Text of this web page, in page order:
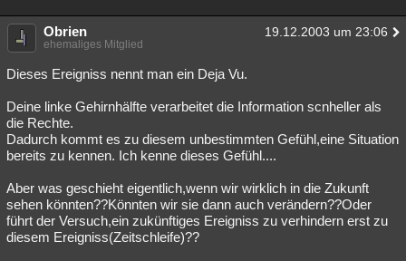
Obrien 19.12.2003 um 23:06
ehemaliges Mitglied
Dieses Ereigniss nennt man ein Deja Vu.
Deine linke Gehirnhälfte verarbeitet die Information scnheller als
die Rechte.
Dadurch kommt es zu diesem unbestimmten Gefühl,eine Situation
bereits zu kennen. Ich kenne dieses Gefühl....
Aber was geschieht eigentlich,wenn wir wirklich in die Zukunft
sehen könnten??Könnten wir sie dann auch verändern??Oder
führt der Versuch,ein zukünftiges Ereigniss zu verhindern erst zu
diesem Ereigniss(Zeitschleife)??